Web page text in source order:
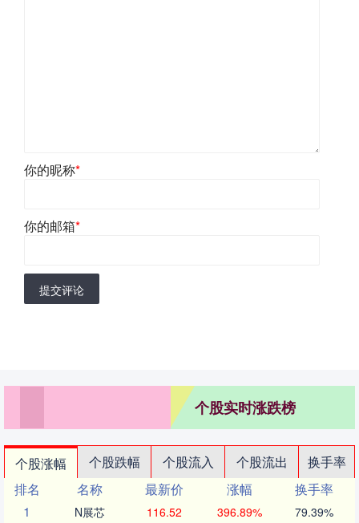
你的昵称*
你的邮箱*
提交评论
个股实时涨跌榜
个股涨幅 个股跌幅 个股流入 个股流出
换手率
排名
名称 最新价 涨幅
换手率
1
N展芯 116.52 396.89% 79.39%